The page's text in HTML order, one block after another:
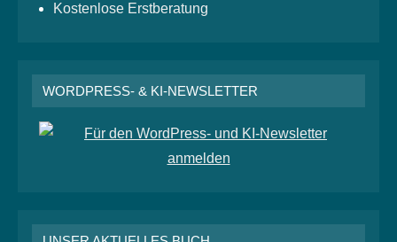
Kostenlose Erstberatung
WORDPRESS- & KI-NEWSLETTER